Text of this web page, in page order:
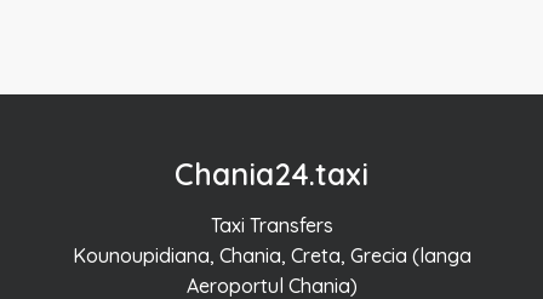
Chania24.taxi
Taxi Transfers
Kounoupidiana, Chania, Creta, Grecia (langa
Aeroportul Chania)